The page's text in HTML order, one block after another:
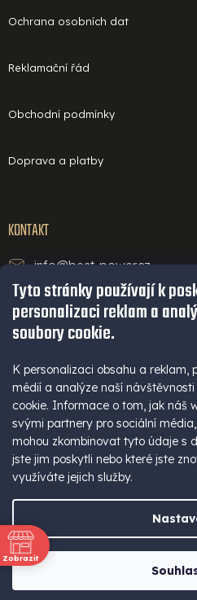
Tyto stránky používají k
personalizaci reklam a
soubory cookie.
K personalizaci obsahu a reklam,
médií a analýze naší
cookie. Informace o tom, jak náš
svými partnery pro sociální
mohou zkombinovat tyto údaje s
jste jim poskytli nebo které jste
využíváte jejich služby.
Ochrana osobních dat
Reklamační řád
Obchodní podmínky
Doprava a platby
KONTAKT
info@best-power.cz
technická podpora a servis
+420 771 234 568
+420 777 109 009
(Po - Pá 9-16 hod)
+420 777 109 009
Vytvořil
best-power.
Zobrazit